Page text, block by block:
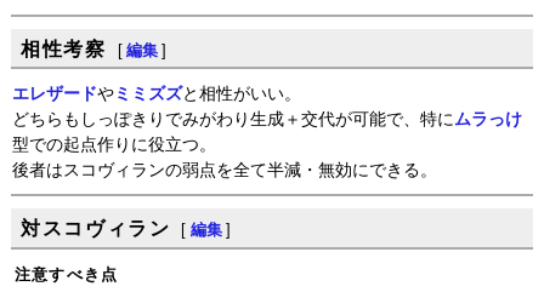
相性考察 [ 編集 ]
エレザードや ミミズズと相性がいい。
どちらもしっぽきりでみがわり生成＋交代が可能で、特に ムラっけ
型での起点作りに役立つ。
後者はスコヴィランの弱点を全て半減・無効にできる。
対スコヴィラン [ 編集 ]
注意すべき点